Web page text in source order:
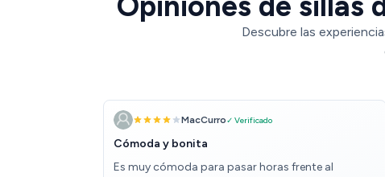
Descubre las
MacCurro✓ Verificado
Cómoda y bonita
Es muy cómoda para pasar horas frente al